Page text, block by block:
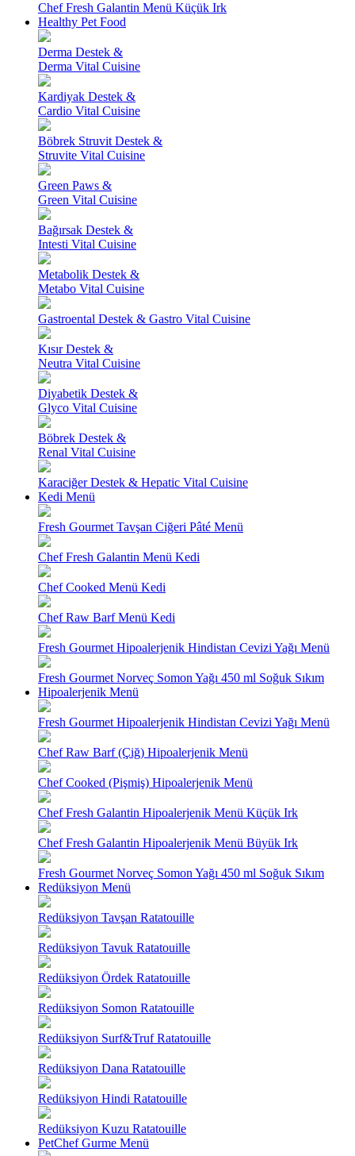
Chef Fresh Galantin Menü Küçük Irk
Healthy Pet Food
Derma Destek &
Derma Vital Cuisine
Kardiyak Destek &
Cardio Vital Cuisine
Böbrek Struvit Destek &
Struvite Vital Cuisine
Green Paws &
Green Vital Cuisine
Bağırsak Destek &
Intesti Vital Cuisine
Metabolik Destek &
Metabo Vital Cuisine
Gastroental Destek & Gastro Vital Cuisine
Kısır Destek &
Neutra Vital Cuisine
Diyabetik Destek &
Glyco Vital Cuisine
Böbrek Destek &
Renal Vital Cuisine
Karaciğer Destek & Hepatic Vital Cuisine
Kedi Menü
Fresh Gourmet Tavşan Ciğeri Pâté Menü
Chef Fresh Galantin Menü Kedi
Chef Cooked Menü Kedi
Chef Raw Barf Menü Kedi
Fresh Gourmet Hipoalerjenik Hindistan Cevizi Yağı Menü
Fresh Gourmet Norveç Somon Yağı 450 ml Soğuk Sıkım
Hipoalerjenik Menü
Fresh Gourmet Hipoalerjenik Hindistan Cevizi Yağı Menü
Chef Raw Barf (Çiğ) Hipoalerjenik Menü
Chef Cooked (Pişmiş) Hipoalerjenik Menü
Chef Fresh Galantin Hipoalerjenik Menü Küçük Irk
Chef Fresh Galantin Hipoalerjenik Menü Büyük Irk
Fresh Gourmet Norveç Somon Yağı 450 ml Soğuk Sıkım
Redüksiyon Menü
Redüksiyon Tavşan Ratatouille
Redüksiyon Tavuk Ratatouille
Redüksiyon Ördek Ratatouille
Redüksiyon Somon Ratatouille
Redüksiyon Surf&Truf Ratatouille
Redüksiyon Dana Ratatouille
Redüksiyon Hindi Ratatouille
Redüksiyon Kuzu Ratatouille
PetChef Gurme Menü